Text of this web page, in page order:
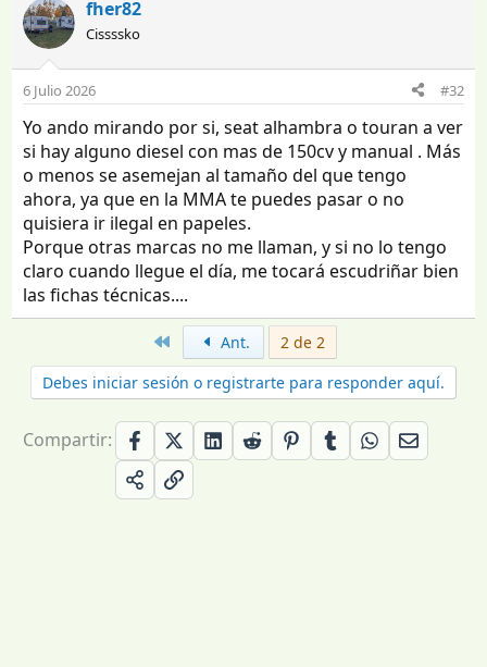
c
c
o
n
s
:
fher82
Cissssko
6 Julio 2026 #32
Yo ando mirando por si, seat alhambra o touran a ver
si hay alguno diesel con mas de 150cv y manual . Más
o menos se asemejan al tamaño del que tengo
ahora, ya que en la MMA te puedes pasar o no
quisiera ir ilegal en papeles.
Porque otras marcas no me llaman, y si no lo tengo
claro cuando llegue el día, me tocará escudriñar bien
las fichas técnicas....
PrimeroAnt.
2 de 2
Debes iniciar sesión o registrarte para responder aquí.
Compartir: